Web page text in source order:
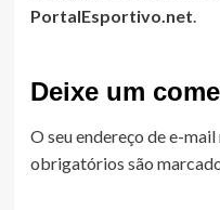
PortalEsportivo.net.
Deixe um
O seu endereço de e-
obrigatórios são